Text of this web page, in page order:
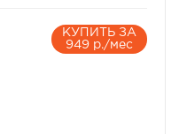
КУПИТЬ ЗА
949 р./мес